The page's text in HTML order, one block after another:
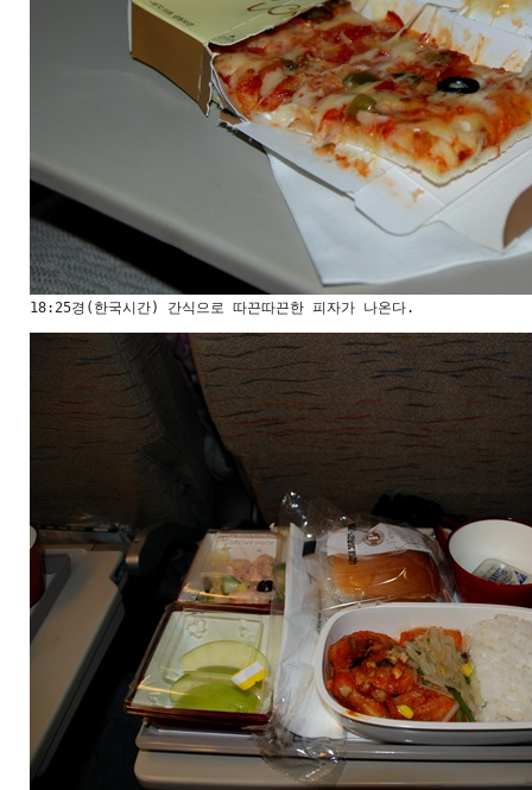
18:25경(한국시간) 간식으로 따끈따끈한 피자가 나온다.